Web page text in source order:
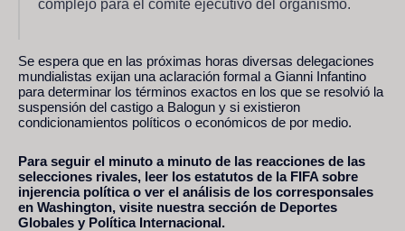
complejo para el comité ejecutivo del organismo.
Se espera que en las próximas horas diversas delegaciones
mundialistas exijan una aclaración formal a Gianni Infantino
para determinar los términos exactos en los que se resolvió la
suspensión del castigo a Balogun y si existieron
condicionamientos políticos o económicos de por medio.
Para seguir el minuto a minuto de las reacciones de las
selecciones rivales, leer los estatutos de la FIFA sobre
injerencia política o ver el análisis de los corresponsales
en Washington, visite nuestra sección de Deportes
Globales y Política Internacional.